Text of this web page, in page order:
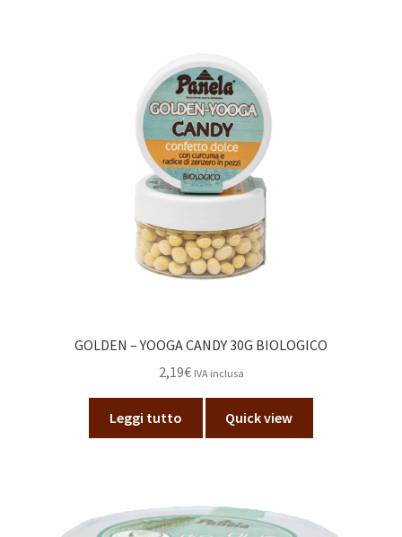
GOLDEN – YOOGA CANDY 30G BIOLOGICO
2,19€ IVA inclusa
Leggi tutto Quick view